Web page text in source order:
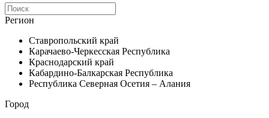
Регион
Ставропольский край
Карачаево-Черкесская Республика
Краснодарский край
Кабардино-Балкарская Республика
Республика Северная Осетия – Алания
Город